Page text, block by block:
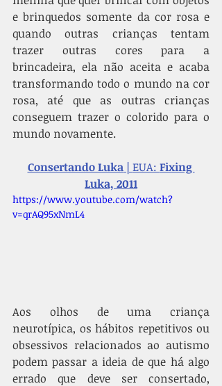
e brinquedos somente da cor rosa e
quando outras crianças tentam
trazer outras cores para a
brincadeira, ela não aceita e acaba
transformando todo o mundo na cor
rosa, até que as outras crianças
conseguem trazer o colorido para o
mundo novamente.
Consertando Luka | EUA: Fixing
Luka, 2011
https://www.youtube.com/watch?
v=qrAQ95xNmL4
Aos olhos de uma criança
neurotípica, os hábitos repetitivos ou
obsessivos relacionados ao autismo
podem passar a ideia de que há algo
errado que deve ser consertado,